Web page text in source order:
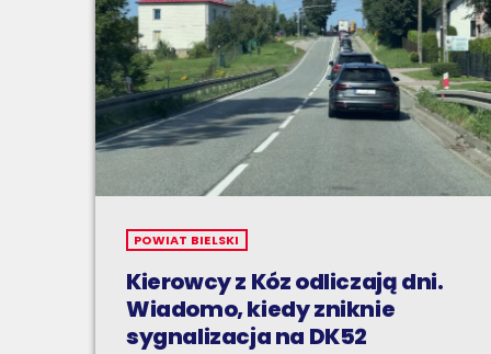
POWIAT BIELSKI
Kierowcy z Kóz odliczają dni.
Wiadomo, kiedy zniknie
sygnalizacja na DK52